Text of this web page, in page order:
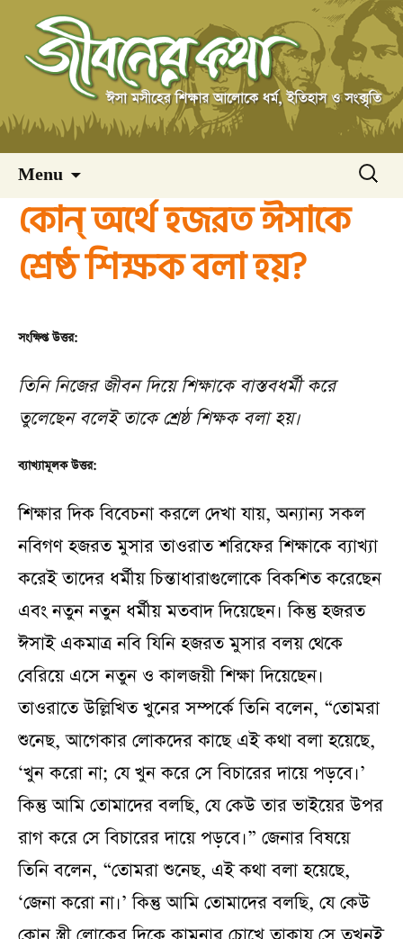
Menu
Skip
to
content
কোন্ অর্থে হজরত ঈসাকে
শ্রেষ্ঠ শিক্ষক বলা হয়?
সংক্ষিপ্ত উত্তর:
তিনি নিজের জীবন দিয়ে শিক্ষাকে বাস্তবধর্মী করে
তুলেছেন বলেই তাকে শ্রেষ্ঠ শিক্ষক বলা হয়।
ব্যাখ্যামূলক উত্তর:
শিক্ষার দিক বিবেচনা করলে দেখা যায়, অন্যান্য সকল
নবিগণ হজরত মুসার তাওরাত শরিফের শিক্ষাকে ব্যাখ্যা
করেই তাদের ধর্মীয় চিন্তাধারাগুলোকে বিকশিত করেছেন
এবং নতুন নতুন ধর্মীয় মতবাদ দিয়েছেন। কিন্তু হজরত
ঈসাই একমাত্র নবি যিনি হজরত মুসার বলয় থেকে
বেরিয়ে এসে নতুন ও কালজয়ী শিক্ষা দিয়েছেন।
তাওরাতে উল্লিখিত খুনের সম্পর্কে তিনি বলেন, “তোমরা
শুনেছ, আগেকার লোকদের কাছে এই কথা বলা হয়েছে,
‘খুন করো না; যে খুন করে সে বিচারের দায়ে পড়বে।’
কিন্তু আমি তোমাদের বলছি, যে কেউ তার ভাইয়ের উপর
রাগ করে সে বিচারের দায়ে পড়বে।” জেনার বিষয়ে
তিনি বলেন, “তোমরা শুনেছ, এই কথা বলা হয়েছে,
‘জেনা করো না।’ কিন্তু আমি তোমাদের বলছি, যে কেউ